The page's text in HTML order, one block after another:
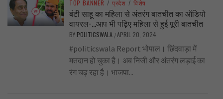
TOP BANNER / प्रदेश / विशेष
बंटी साहू का महिला से अंतरंग बातचीत का ऑडियो
वायरल-…आप भी पढ़िए महिला से हुई पूरी बातचीत
BY POLITICSWALA /APRIL 20, 2024
#politicswala Report भोपाल। छिंदवाड़ा में
मतदान हो चुका है। अब निजी और अंतरंग लड़ाई का
रंग चढ़ रहा है। भाजपा...